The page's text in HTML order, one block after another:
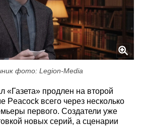
фото: Legion-Media
«Газета» продлен на второй
Peacock всего через несколько
первого. Создатели уже
новых серий, а сценарии